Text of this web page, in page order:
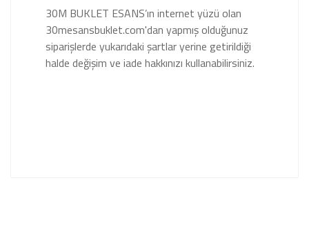
30M BUKLET ESANS’ın internet yüzü olan
30mesansbuklet.com'dan yapmış olduğunuz
siparişlerde yukarıdaki şartlar yerine getirildiği
halde değişim ve iade hakkınızı kullanabilirsiniz.